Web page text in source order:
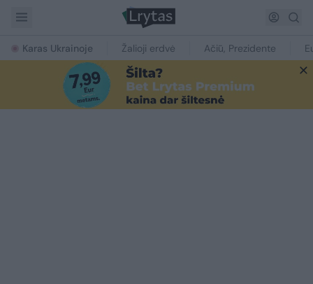
Karas Ukrainoje Žalioji erdvė Ačiū, Prezidente